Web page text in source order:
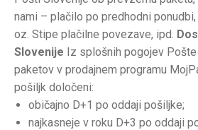
nami – plačilo po predhodni
oz. Stipe plačilne povezave, ipd.
Slovenije Iz splošnih pogojev
paketov v prodajnem programu
pošiljk določeni:
običajno D+1 po oddaji pošiljke;
najkasneje v roku D+3 po oddaji